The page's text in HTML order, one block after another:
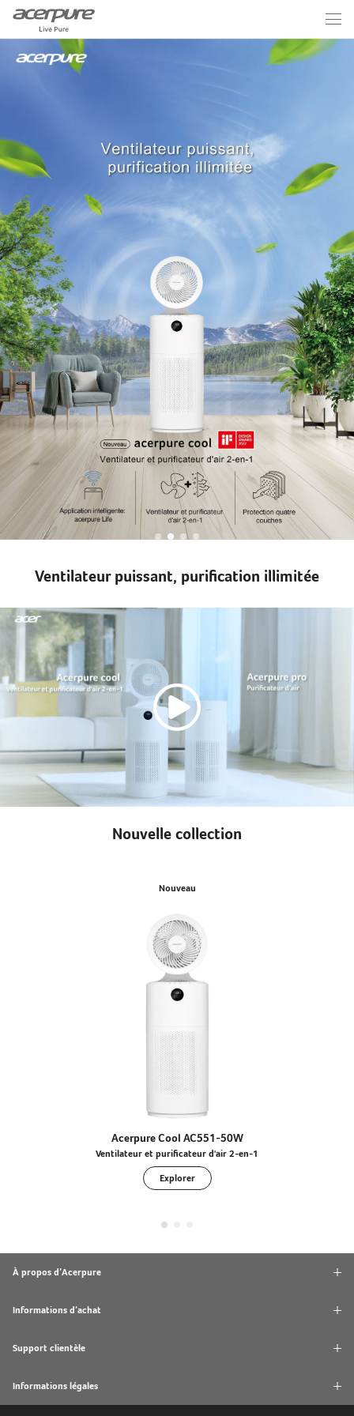
Ventilateur puissant, purification illimitée
Nouvelle collection
Nouveau
Acerpure Cool AC551-50W
Ventilateur et purificateur d'air 2-en-1
Explorer
À propos d’Acerpure
Informations d’achat
Support clientèle
Informations légales